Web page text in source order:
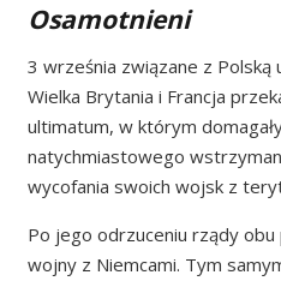
Osamotnieni
3 września związane z Polską
Wielka Brytania i Francja
ultimatum, w którym
natychmiastowego
wycofania swoich wojsk z
Po jego odrzuceniu rządy
wojny z Niemcami. Tym